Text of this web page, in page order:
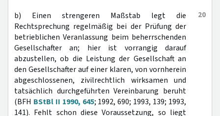
20
b) Einen strengeren Maßstab legt die
Rechtsprechung regelmäßig bei der Prüfung der
betrieblichen Veranlassung beim beherrschenden
Gesellschafter an; hier ist vorrangig darauf
abzustellen, ob die Leistung der Gesellschaft an
den Gesellschafter auf einer klaren, von vornherein
abgeschlossenen, zivilrechtlich wirksamen und
tatsächlich durchgeführten Vereinbarung beruht
(BFH BStBl II 1990, 645; 1992, 690; 1993, 139; 1993,
141). Fehlt schon diese Voraussetzung, so liegt